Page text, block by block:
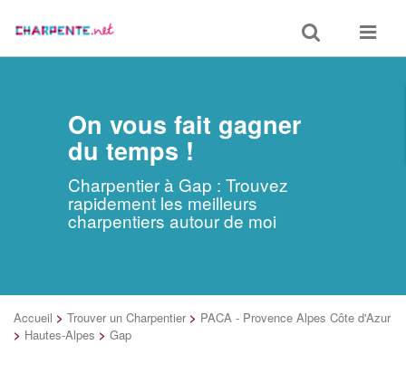
Toggle
search
Toggle
On vous fait gagner
du temps !
Charpentier à Gap : Trouvez
rapidement les meilleurs
charpentiers autour de moi
Accueil > Trouver un Charpentier > PACA - Provence Alpes Côte d'Azur
> Hautes-Alpes > Gap